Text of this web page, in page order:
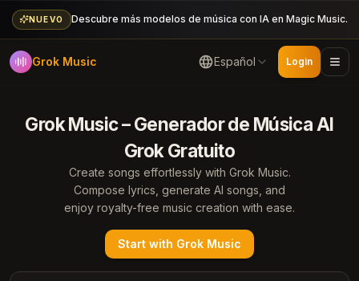
NUEVO Descubre más modelos de música con IA en Magic Music.
Grok Music Español Login
Grok Music – Generador de Música AI
Grok Gratuito
Create songs effortlessly with Grok Music.
Compose lyrics, generate AI songs, and
enjoy royalty-free music creation with ease.
Start with Grok Music